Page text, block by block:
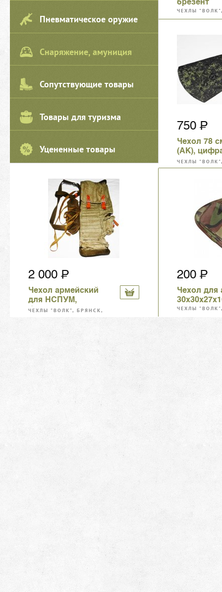
Пневматическое оружие
Снаряжение, амуниция
Сопутствующие товары
Товары для туризма
Уцененные товары
ЧЕХЛЫ
ТАМБОВ,
750
Чехол 78
(АК),
карманом
магазин
ЧЕХЛЫ
ТАМБОВ,
2 000
Чехол армейский
для НСПУМ,
брезент, оригинал
ЧЕХЛЫ "ВОЛК", БРЯНСК,
200
Чехол для
ЧЕХЛЫ